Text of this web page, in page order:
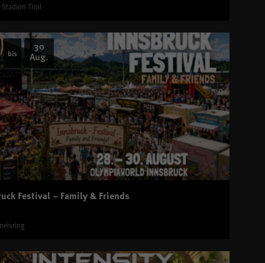
Tirol
bis
30
Aug.
Festival – Family & Friends